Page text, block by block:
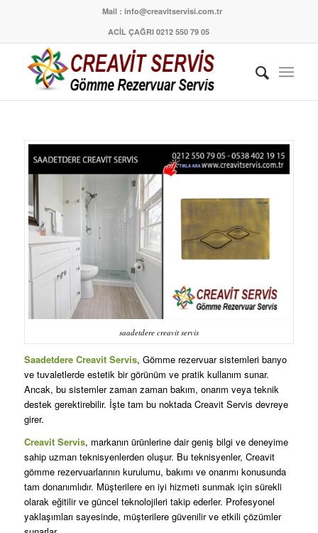
Mail : info@creavitservisi.com.tr
ACİL ÇAĞRI 0212 550 79 05
saadetdere creavit servis
Saadetdere Creavit Servis, Gömme rezervuar sistemleri banyo
ve tuvaletlerde estetik bir görünüm ve pratik kullanım sunar.
Ancak, bu sistemler zaman zaman bakım, onarım veya teknik
destek gerektirebilir. İşte tam bu noktada Creavit Servis devreye
girer.
Creavit Servis, markanın ürünlerine dair geniş bilgi ve deneyime
sahip uzman teknisyenlerden oluşur. Bu teknisyenler, Creavit
gömme rezervuarlarının kurulumu, bakımı ve onarımı konusunda
tam donanımlıdır. Müşterilere en iyi hizmeti sunmak için sürekli
olarak eğitilir ve güncel teknolojileri takip ederler. Profesyonel
yaklaşımları sayesinde, müşterilere güvenilir ve etkili çözümler